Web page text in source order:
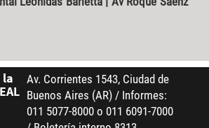
la
Av. Corrientes 1543, Ciudad de
Buenos Aires (AR) / Informes:
011 5077-8000 o 011 6091-7000